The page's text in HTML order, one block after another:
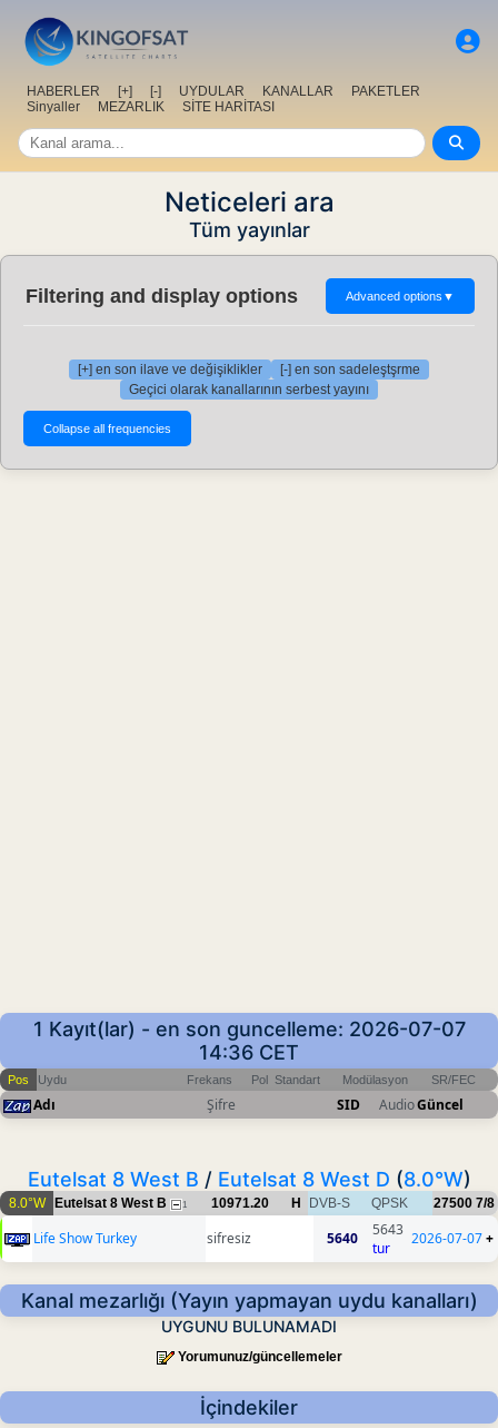
HABERLER [+] [-] UYDULAR KANALLAR
PAKETLER
Sinyaller
MEZARLIK SİTE HARİTASI
Neticeleri ara
Tüm yayınlar
Filtering and display options Advanced options ▼
[+] en son ilave ve değişiklikler
[-] en son sadeleştşrme
Geçici olarak kanallarının serbest yayını
1 Kayıt(lar) - en son guncelleme: 2026-07-07
14:36 CET
Pos Uydu Frekans Pol Standart Modülasyon SR/FEC
Adı Şifre SID AudioGüncel
Eutelsat 8 West B / Eutelsat 8 West D (8.0°W)
8.0°W Eutelsat 8 West B 1 10971.20 H DVB-S QPSK 27500 7/8
Life Show Turkey sifresiz 5640
5643
tur
2026-07-07+
Kanal mezarlığı (Yayın yapmayan uydu kanalları)
UYGUNU BULUNAMADI
Yorumunuz/güncellemeler
İçindekiler